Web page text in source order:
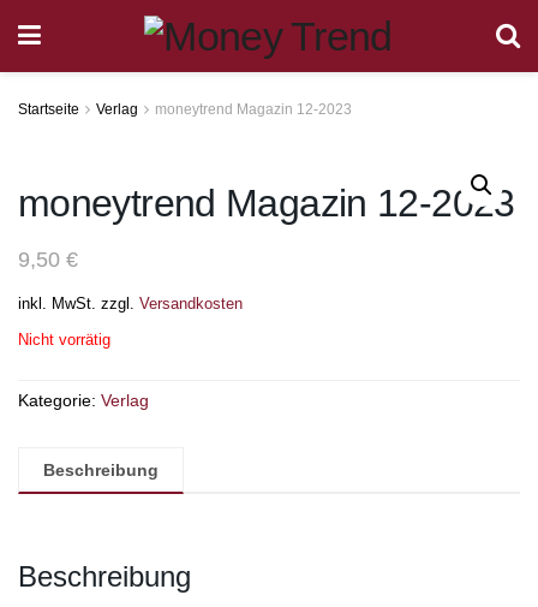
Startseite Verlag moneytrend Magazin 12-2023
moneytrend Magazin 12-2023
9,50 €
inkl. MwSt. zzgl. Versandkosten
Nicht vorrätig
Kategorie: Verlag
Beschreibung
Beschreibung